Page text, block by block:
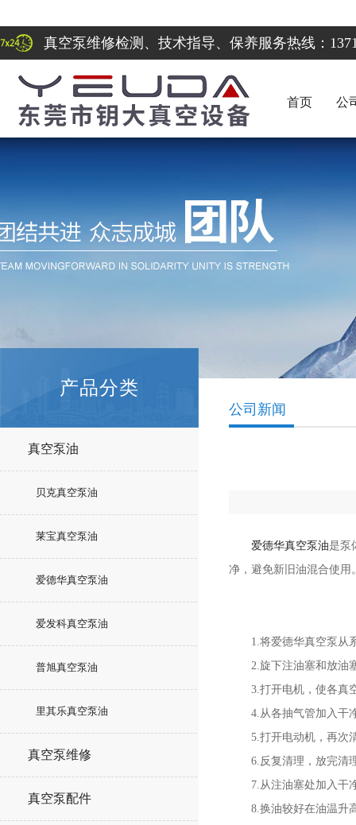
真空泵维修检测、技术指导、保养服务热线：
首页 公
产品分类
真空泵油
贝克真空泵油
莱宝真空泵油
爱德华真空泵油
爱发科真空泵油
普旭真空泵油
里其乐真空泵油
真空泵维修
真空泵配件
公司新闻
爱德华真空泵油是泵
净，避免新旧油混合使用
1.将爱德华真空泵从系
2.旋下注油塞和放油
3.打开电机，使各真
4.从各抽气管加入干净
5.打开电动机，再次
6.反复清理，放完清
7.从注油塞处加入干净
8.换油较好在油温升